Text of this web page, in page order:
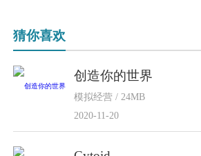
猜你喜欢
创造你的世界
模拟经营 / 24MB
2020-11-20